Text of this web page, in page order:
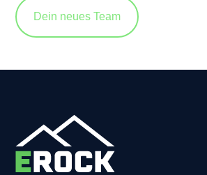
Dein neues Team